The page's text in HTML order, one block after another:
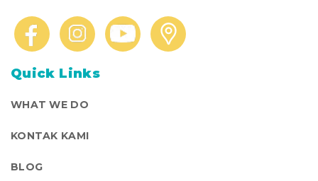
Quick Links
WHAT WE DO
KONTAK KAMI
BLOG